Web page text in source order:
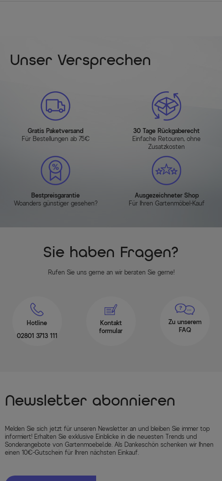
Unser Versprechen
Gratis Paketversand
Für Bestellungen ab 75€
30 Tage Rückgaberecht
Einfache Retouren, ohne
Zusatzkosten
Bestpreisgarantie
Woanders günstiger gesehen?
Ausgezeichneter Shop
Für Ihren Gartenmöbel-Kauf
Sie haben Fragen?
Rufen Sie uns gerne an wir beraten Sie gerne!
Hotline
02801 3713 111
Kontakt
formular
Zu unserem
FAQ
Newsletter abonnieren
Melden Sie sich jetzt für unseren Newsletter an und bleiben Sie immer top
informiert! Erhalten Sie exklusive Einblicke in die neuesten Trends und
Sonderangebote von Gartenmoebel.de. Als Dankeschön schenken wir Ihnen
einen 10€-Gutschein für Ihren nächsten Einkauf.